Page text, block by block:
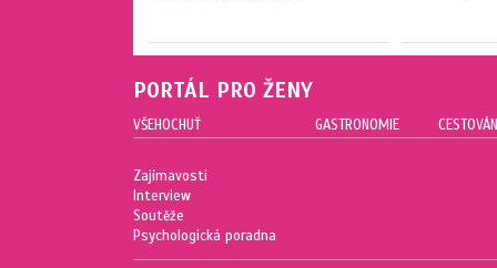
PORTÁL PRO ŽENY
VŠEHOCHUŤ
Zajímavosti
Interview
Soutěže
Psychologická poradna
GASTRONOMIE